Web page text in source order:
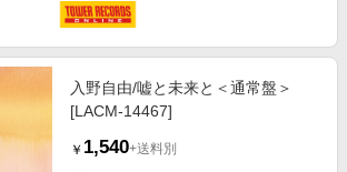
入野自由/嘘と未来と＜通常盤＞
[LACM-14467]
￥ 1,540+送料別